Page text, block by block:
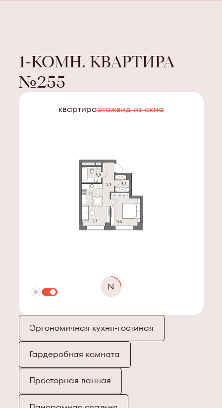
1-КОМН. КВАРТИРА
№255
квартираэтажвид из окна
Эргономичная кухня-гостиная
Гардеробная комната
Просторная ванная